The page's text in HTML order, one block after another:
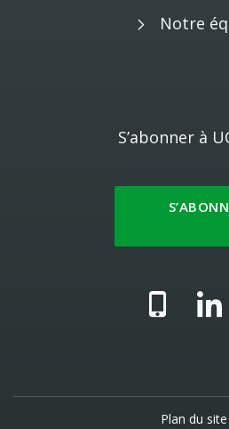
Notre
S’abonner à
Plan du site